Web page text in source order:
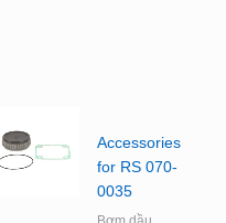
Accessories
for RS 070-
0035
Bơm dầu